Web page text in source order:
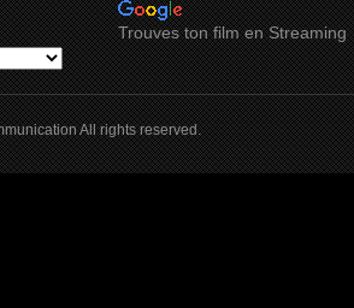
Trouves ton film en Streaming
All rights reserved.